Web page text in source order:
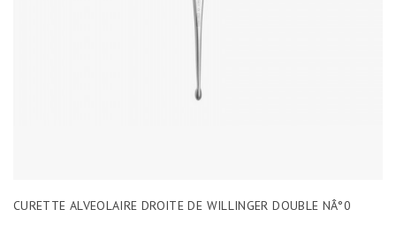
CURETTE ALVEOLAIRE DROITE DE WILLINGER DOUBLE NÂ°0